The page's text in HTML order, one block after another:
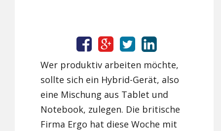
Wer produktiv arbeiten möchte,
sollte sich ein Hybrid-Gerät, also
eine Mischung aus Tablet und
Notebook, zulegen. Die britische
Firma Ergo hat diese Woche mit